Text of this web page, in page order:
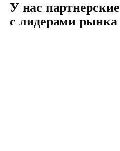
У нас
с лидерами рынка